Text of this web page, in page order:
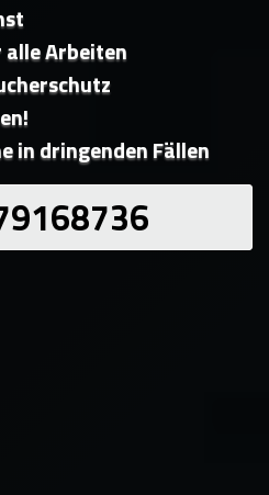
Arbeiten
in dringenden Fällen